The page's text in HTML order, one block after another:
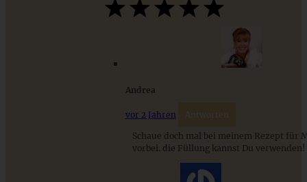
Cremiges Lemon Posset - die einfachste Zitronencreme in
Andrea
vor 2 Jahren Antworten
Schaue doch mal bei meinem Rezept für
vorbei. die Füllung kannst Du verwenden!